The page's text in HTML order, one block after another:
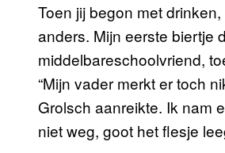
Toen jij begon met
anders. Mijn eerste biertje
middelbareschoolvriend,
“Mijn vader merkt er toch
Grolsch aanreikte. Ik nam
niet weg, goot het flesje